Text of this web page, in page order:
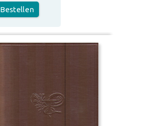
Bestellen